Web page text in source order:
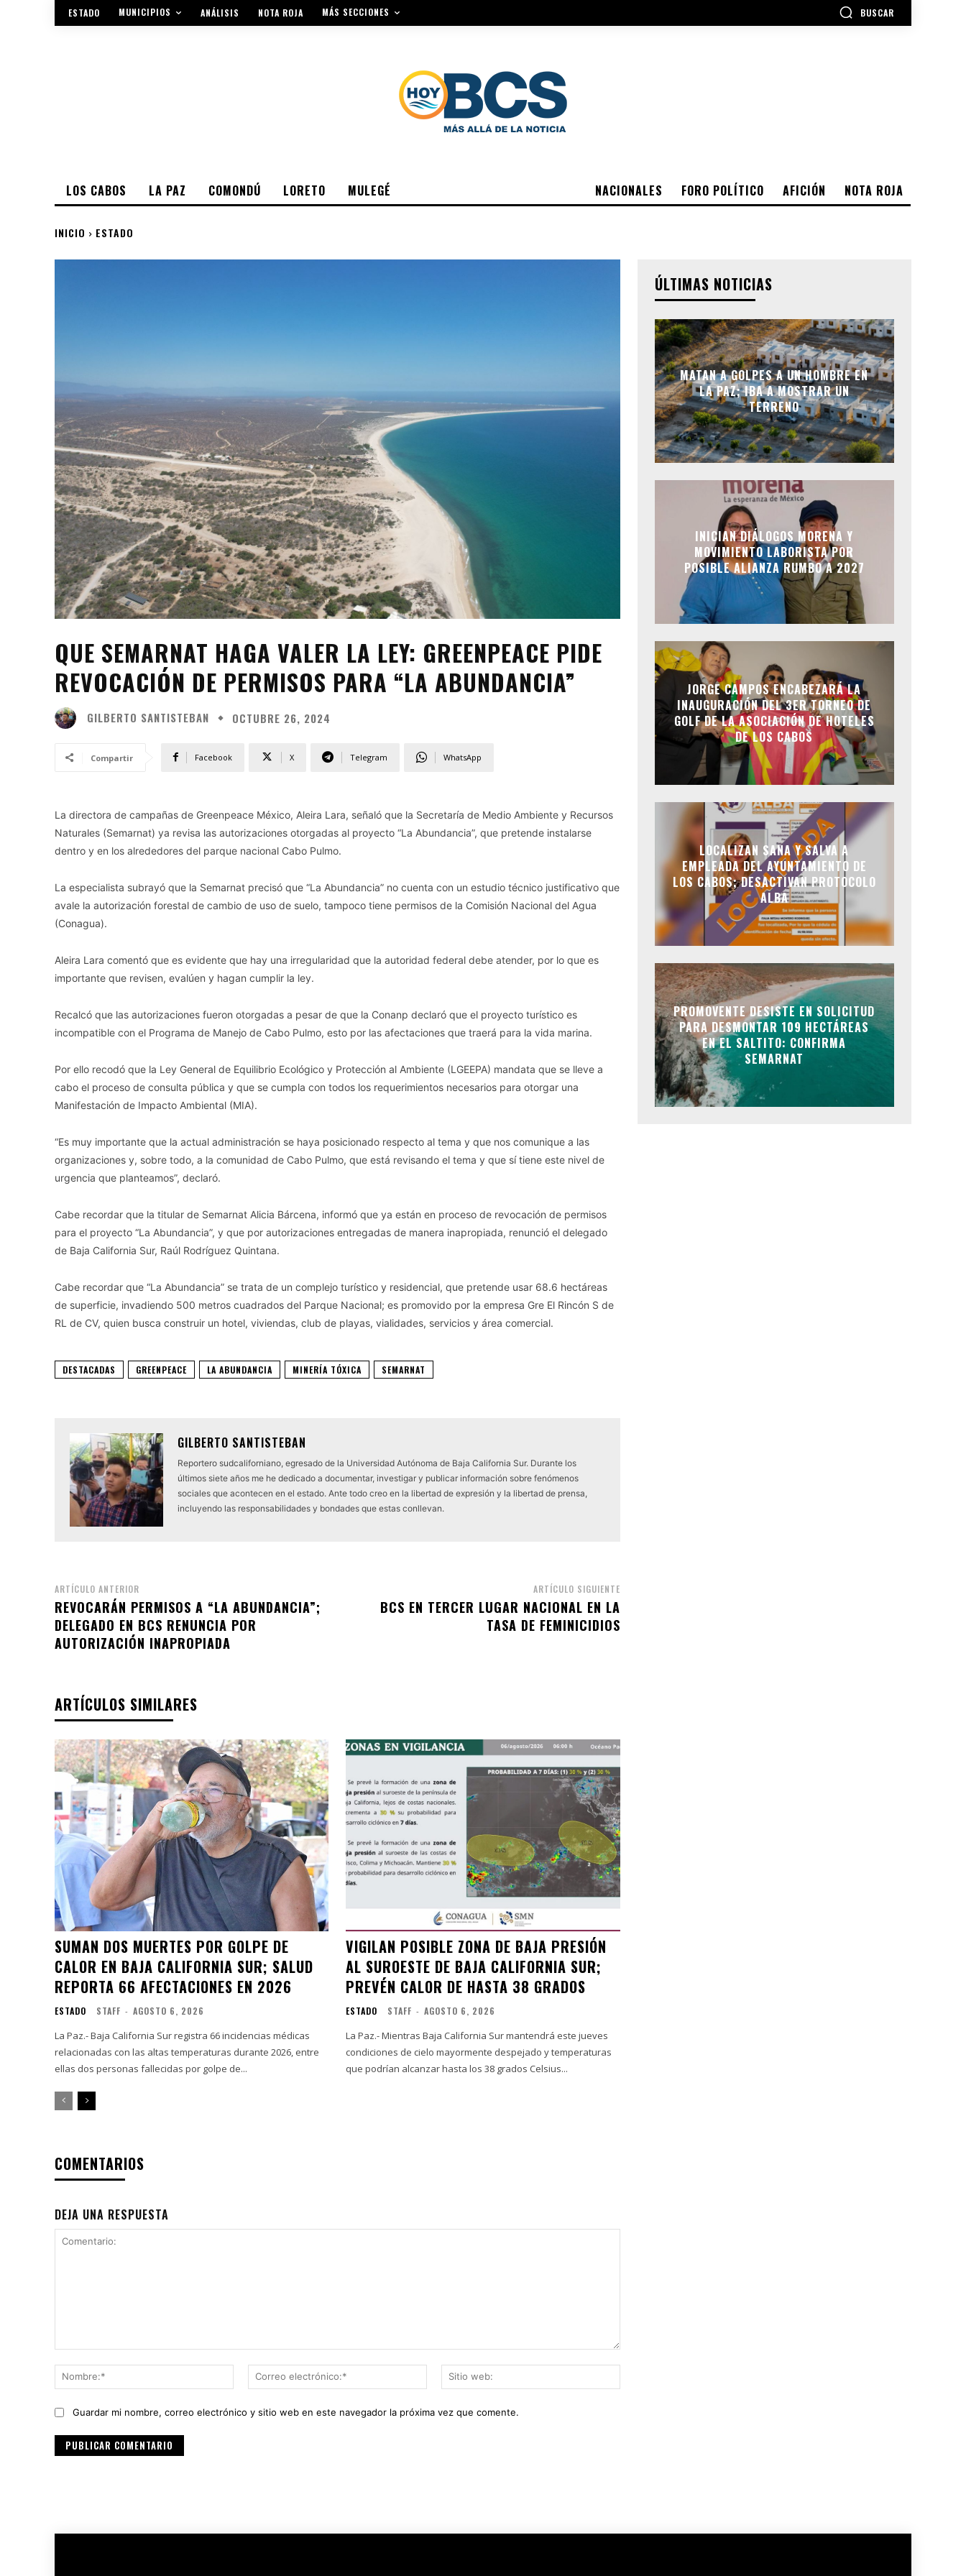
ESTADO MUNICIPIOS ANÁLISIS NOTA ROJA MÁS SECCIONES BUSCAR
NACIONALES FORO POLÍTICO AFICIÓN NOTA ROJA
LOS CABOS LA PAZ COMONDÚ LORETO MULEGÉ
INICIO ESTADO
QUE SEMARNAT HAGA VALER LA LEY: GREENPEACE PIDE
REVOCACIÓN DE PERMISOS PARA “LA ABUNDANCIA”
GILBERTO SANTISTEBAN OCTUBRE 26, 2024
Compartir Facebook X Telegram WhatsApp
La directora de campañas de Greenpeace México, Aleira Lara, señaló que la Secretaría de Medio Ambiente y Recursos
Naturales (Semarnat) ya revisa las autorizaciones otorgadas al proyecto “La Abundancia”, que pretende instalarse
dentro y en los alrededores del parque nacional Cabo Pulmo.
La especialista subrayó que la Semarnat precisó que “La Abundancia” no cuenta con un estudio técnico justificativo que
avale la autorización forestal de cambio de uso de suelo, tampoco tiene permisos de la Comisión Nacional del Agua
(Conagua).
Aleira Lara comentó que es evidente que hay una irregularidad que la autoridad federal debe atender, por lo que es
importante que revisen, evalúen y hagan cumplir la ley.
Recalcó que las autorizaciones fueron otorgadas a pesar de que la Conanp declaró que el proyecto turístico es
incompatible con el Programa de Manejo de Cabo Pulmo, esto por las afectaciones que traerá para la vida marina.
Por ello recodó que la Ley General de Equilibrio Ecológico y Protección al Ambiente (LGEEPA) mandata que se lleve a
cabo el proceso de consulta pública y que se cumpla con todos los requerimientos necesarios para otorgar una
Manifestación de Impacto Ambiental (MIA).
“Es muy importante que la actual administración se haya posicionado respecto al tema y que nos comunique a las
organizaciones y, sobre todo, a la comunidad de Cabo Pulmo, que está revisando el tema y que sí tiene este nivel de
urgencia que planteamos”, declaró.
Cabe recordar que la titular de Semarnat Alicia Bárcena, informó que ya están en proceso de revocación de permisos
para el proyecto “La Abundancia”, y que por autorizaciones entregadas de manera inapropiada, renunció el delegado
de Baja California Sur, Raúl Rodríguez Quintana.
Cabe recordar que “La Abundancia” se trata de un complejo turístico y residencial, que pretende usar 68.6 hectáreas
de superficie, invadiendo 500 metros cuadrados del Parque Nacional; es promovido por la empresa Gre El Rincón S de
RL de CV, quien busca construir un hotel, viviendas, club de playas, vialidades, servicios y área comercial.
DESTACADAS GREENPEACE LA ABUNDANCIA MINERÍA TÓXICA SEMARNAT
GILBERTO SANTISTEBAN
Reportero sudcaliforniano, egresado de la Universidad Autónoma de Baja California Sur. Durante los
últimos siete años me he dedicado a documentar, investigar y publicar información sobre fenómenos
sociales que acontecen en el estado. Ante todo creo en la libertad de expresión y la libertad de prensa,
incluyendo las responsabilidades y bondades que estas conllevan.
ARTÍCULO ANTERIOR
REVOCARÁN PERMISOS A “LA ABUNDANCIA”;
DELEGADO EN BCS RENUNCIA POR
AUTORIZACIÓN INAPROPIADA
ARTÍCULO SIGUIENTE
BCS EN TERCER LUGAR NACIONAL EN LA
TASA DE FEMINICIDIOS
ARTÍCULOS SIMILARES
SUMAN DOS MUERTES POR GOLPE DE
CALOR EN BAJA CALIFORNIA SUR; SALUD
REPORTA 66 AFECTACIONES EN 2026
ESTADO STAFF - AGOSTO 6, 2026
La Paz.- Baja California Sur registra 66 incidencias médicas
relacionadas con las altas temperaturas durante 2026, entre
ellas dos personas fallecidas por golpe de...
VIGILAN POSIBLE ZONA DE BAJA PRESIÓN
AL SUROESTE DE BAJA CALIFORNIA SUR;
PREVÉN CALOR DE HASTA 38 GRADOS
ESTADO STAFF - AGOSTO 6, 2026
La Paz.- Mientras Baja California Sur mantendrá este jueves
condiciones de cielo mayormente despejado y temperaturas
que podrían alcanzar hasta los 38 grados Celsius...
COMENTARIOS
DEJA UNA RESPUESTA
Nombre:*
Correo
electrónico:*
web:
Guardar mi nombre, correo electrónico y sitio web en este navegador la próxima vez que comente.
ÚLTIMAS NOTICIAS
MATAN A GOLPES A UN HOMBRE EN
LA PAZ; IBA A MOSTRAR UN
TERRENO
INICIAN DIÁLOGOS MORENA Y
MOVIMIENTO LABORISTA POR
POSIBLE ALIANZA RUMBO A 2027
JORGE CAMPOS ENCABEZARÁ LA
INAUGURACIÓN DEL 3ER TORNEO DE
GOLF DE LA ASOCIACIÓN DE HOTELES
DE LOS CABOS
LOCALIZAN SANA Y SALVA A
EMPLEADA DEL AYUNTAMIENTO DE
LOS CABOS; DESACTIVAN PROTOCOLO
ALBA
PROMOVENTE DESISTE EN SOLICITUD
PARA DESMONTAR 109 HECTÁREAS
EN EL SALTITO: CONFIRMA
SEMARNAT